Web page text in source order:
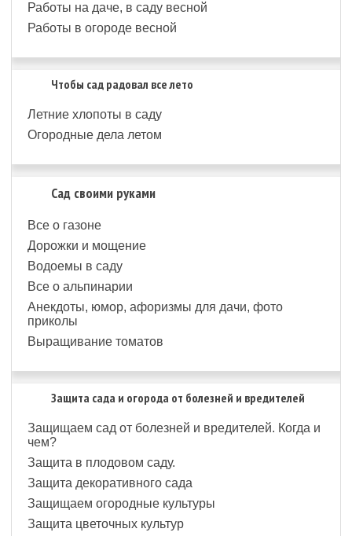
Работы на даче, в саду весной
Работы в огороде весной
Чтобы сад радовал все лето
Летние хлопоты в саду
Огородные дела летом
Сад своими руками
Все о газоне
Дорожки и мощение
Водоемы в саду
Все о альпинарии
Анекдоты, юмор, афоризмы для дачи, фото
приколы
Выращивание томатов
Защита сада и огорода от болезней и вредителей
Защищаем сад от болезней и вредителей. Когда и
чем?
Защита в плодовом саду.
Защита декоративного сада
Защищаем огородные культуры
Защита цветочных культур